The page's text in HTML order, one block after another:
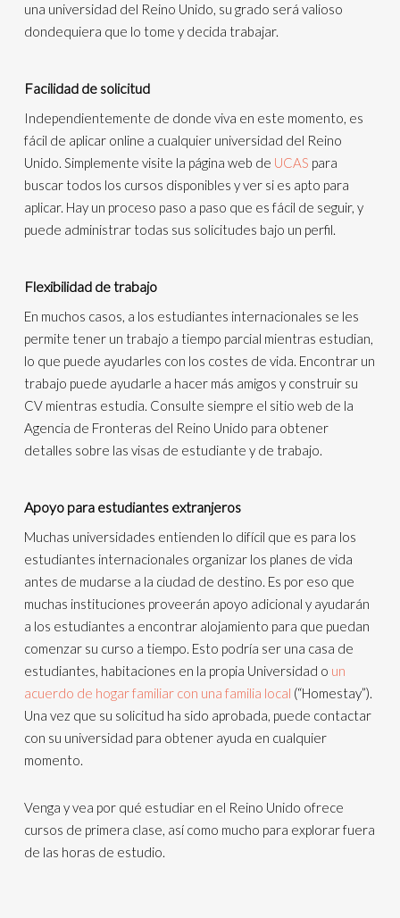
una universidad del Reino Unido, su grado será valioso
dondequiera que lo tome y decida trabajar.
Facilidad de solicitud
Independientemente de donde viva en este momento, es
fácil de aplicar online a cualquier universidad del Reino
Unido. Simplemente visite la página web de UCAS para
buscar todos los cursos disponibles y ver si es apto para
aplicar. Hay un proceso paso a paso que es fácil de seguir, y
puede administrar todas sus solicitudes bajo un perfil.
Flexibilidad de trabajo
En muchos casos, a los estudiantes internacionales se les
permite tener un trabajo a tiempo parcial mientras estudian,
lo que puede ayudarles con los costes de vida. Encontrar un
trabajo puede ayudarle a hacer más amigos y construir su
CV mientras estudia. Consulte siempre el sitio web de la
Agencia de Fronteras del Reino Unido para obtener
detalles sobre las visas de estudiante y de trabajo.
Apoyo para estudiantes extranjeros
Muchas universidades entienden lo difícil que es para los
estudiantes internacionales organizar los planes de vida
antes de mudarse a la ciudad de destino. Es por eso que
muchas instituciones proveerán apoyo adicional y ayudarán
a los estudiantes a encontrar alojamiento para que puedan
comenzar su curso a tiempo. Esto podría ser una casa de
estudiantes, habitaciones en la propia Universidad o un
acuerdo de hogar familiar con una familia local (“Homestay”).
Una vez que su solicitud ha sido aprobada, puede contactar
con su universidad para obtener ayuda en cualquier
momento.
Venga y vea por qué estudiar en el Reino Unido ofrece
cursos de primera clase, así como mucho para explorar fuera
de las horas de estudio.